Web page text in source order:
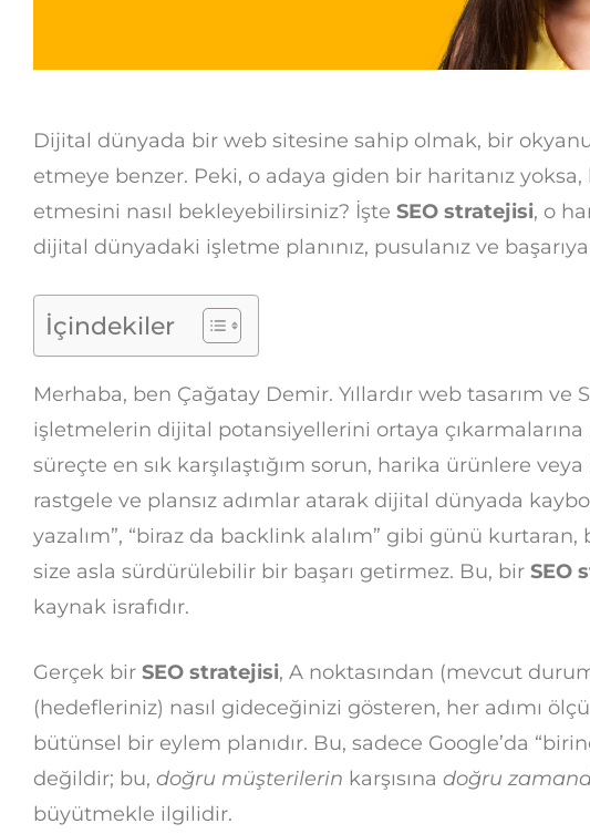
Dijital dünyada bir web sitesine sahip olmak, bir
etmeye benzer. Peki, o adaya giden bir haritanız
etmesini nasıl bekleyebilirsiniz? İşte SEO stratejisi, o
dijital dünyadaki işletme planınız, pusulanız ve
İçindekiler
Merhaba, ben Çağatay Demir. Yıllardır web tasarım ve
işletmelerin dijital potansiyellerini ortaya
süreçte en sık karşılaştığım sorun, harika ürünlere
rastgele ve plansız adımlar atarak dijital dünyada
yazalım”, “biraz da backlink alalım” gibi günü
size asla sürdürülebilir bir başarı getirmez. Bu, bir SEO
kaynak israfıdır.
Gerçek bir SEO stratejisi, A noktasından (mevcut
(hedefleriniz) nasıl gideceğinizi gösteren, her adımı
bütünsel bir eylem planıdır. Bu, sadece Google’da
değildir; bu, doğru müşterilerin karşısına doğru
büyütmekle ilgilidir.